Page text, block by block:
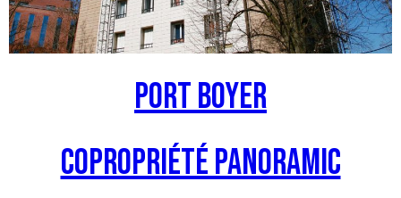
Port Boyer
Copropriété Panoramic